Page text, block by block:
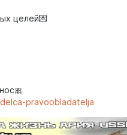
целей💌
pravoobladatelja